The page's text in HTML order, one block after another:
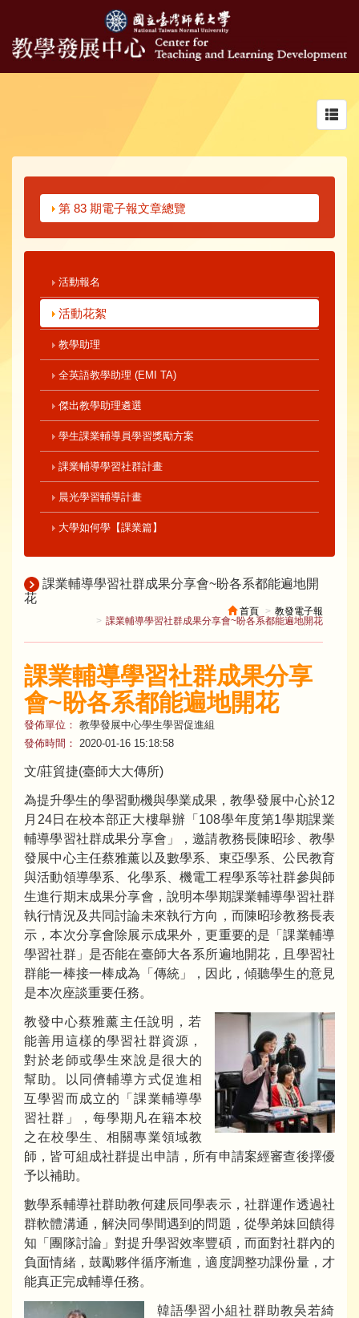
第 83 期電子報文章總覽
活動報名
活動花絮
教學助理
全英語教學助理 (EMI TA)
傑出教學助理遴選
學生課業輔導員學習獎勵方案
課業輔導學習社群計畫
晨光學習輔導計畫
大學如何學【課業篇】
課業輔導學習社群成果分享會~盼各系都能遍地開
花
首頁
教發電子報
課業輔導學習社群成果分享會~盼各系都能遍地開花
課業輔導學習社群成果分享
會~盼各系都能遍地開花
發佈單位： 教學發展中心學生學習促進組
發佈時間：
2020-01-16 15:18:58
文/莊貿捷(臺師大大傳所)
為提升學生的學習動機與學業成果，教學發展中心於12
月24日在校本部正大樓舉辦「108學年度第1學期課業
輔導學習社群成果分享會」，邀請教務長陳昭珍、教學
發展中心主任蔡雅薰以及數學系、東亞學系、公民教育
與活動領導學系、化學系、機電工程學系等社群參與師
生進行期末成果分享會，說明本學期課業輔導學習社群
執行情況及共同討論未來執行方向，而陳昭珍教務長表
示，本次分享會除展示成果外，更重要的是「課業輔導
學習社群」是否能在臺師大各系所遍地開花，且學習社
群能一棒接一棒成為「傳統」，因此，傾聽學生的意見
是本次座談重要任務。
教發中心蔡雅薰主任說明，若
能善用這樣的學習社群資源，
對於老師或學生來說是很大的
幫助。以同儕輔導方式促進相
互學習而成立的「課業輔導學
習社群」，每學期凡在籍本校
之在校學生、相關專業領域教
師，皆可組成社群提出申請，所有申請案經審查後擇優
予以補助。
數學系輔導社群助教何建辰同學表示，社群運作透過社
群軟體溝通，解決同學間遇到的問題，從學弟妹回饋得
知「團隊討論」對提升學習效率豐碩，而面對社群內的
負面情緒，鼓勵夥伴循序漸進，適度調整功課份量，才
能真正完成輔導任務。
韓語學習小組社群助教吳若綺